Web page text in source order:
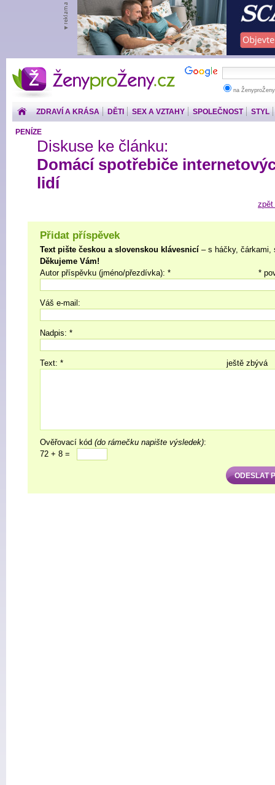
ŽenyproŽeny.cz
na
ZDRAVÍ A KRÁSA DĚTI SEX A VZTAHY SPOLEČNOST STYL
PENÍZE
Diskuse ke článku:
Domácí spotřebiče
lidí
zpět
Přidat příspěvek
Text pište českou a slovenskou klávesnicí – s háčky, čárkami,
Děkujeme Vám!
*
Autor příspěvku (jméno/přezdívka): *
Váš e-mail:
Nadpis: *
ještě zbývá
Text: *
Ověřovací kód (do rámečku napište výsledek):
72 + 8 =